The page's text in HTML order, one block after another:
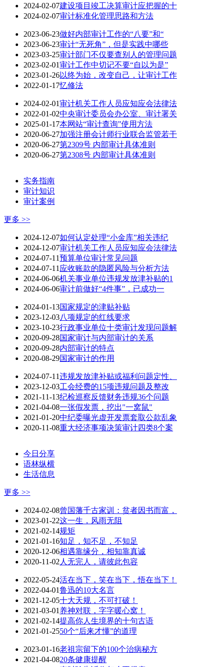
2024-02-07建设项目竣工决算审计应把握的十
2024-02-07审计标准化管理思路和方法
2023-06-23做好内部审计工作的“八要”和“
2023-06-23审计“无死角”，但是实践中哪些
2023-03-25审计部门不仅要查别人的管理问题
2023-02-01审计工作中切记不要“自以为是”
2023-01-26以终为始，改变自己，让审计工作
2022-01-17忆修法
2024-02-01审计机关工作人员应知应会法律法
2022-01-02中央审计委员会办公室、审计署关
2025-01-17本网站“审计查询”使用方法
2020-06-27加强注册会计师行业联合监管若干
2020-06-27第2309号 内部审计具体准则
2020-06-27第2308号 内部审计具体准则
实务指南
审计知识
审计案例
更多 >>
2024-12-07如何认定处理“小金库”相关违纪
2024-12-07审计机关工作人员应知应会法律法
2024-07-11预算单位审计常见问题
2024-07-11 应收账款的隐匿风险与分析方法
2024-06-06机关事业单位违规发放津补贴的1
2024-06-06审计前做好“4件事”，已成功一
2024-01-13国家规定的津贴补贴
2023-12-03八项规定的红线要求
2023-10-23行政事业单位十类审计发现问题解
2020-09-28国家审计与内部审计的关系
2020-09-28内部审计的特点
2020-08-29国家审计的作用
2024-07-11违规发放津补贴或福利问题定性、
2023-12-03工会经费的15项违规问题及整改
2021-11-13纪检巡察反馈财务违规36个问题
2021-04-08一张假发票，挖出"一窝鼠"
2021-01-20中纪委曝光虚开发票套取公款乱象
2020-11-08重大经济事项决策审计四类8个案
今日分享
语林纵横
生活信息
更多 >>
2024-02-08曾国藩千古家训：贫者因书而富，
2023-01-22这一生，风雨无阻
2021-02-14规矩
2021-01-16知足，知不足，不知足
2020-12-06相遇靠缘分，相知靠真诚
2020-11-02 人无完人，请彼此包容
2022-05-24活在当下，笑在当下，悟在当下！
2022-04-01鲁迅的10大名言
2021-12-05十大天规，不可打破！
2021-03-01 养神对联，字字暖心窝！
2021-02-14提高你人生境界的十句古语
2021-01-2550个“后来才懂”的道理
2023-01-16老祖宗留下的100个治病秘方
2021-04-0820条健康提醒